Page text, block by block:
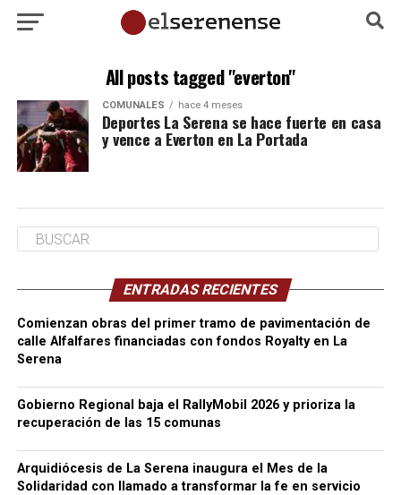
All posts tagged "everton"
COMUNALES hace 4 meses
Deportes La Serena se hace fuerte en casa
y vence a Everton en La Portada
ENTRADAS RECIENTES
Comienzan obras del primer tramo de pavimentación de
calle Alfalfares financiadas con fondos Royalty en La
Serena
Gobierno Regional baja el RallyMobil 2026 y prioriza la
recuperación de las 15 comunas
Arquidiócesis de La Serena inaugura el Mes de la
Solidaridad con llamado a transformar la fe en servicio